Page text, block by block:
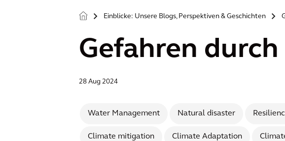
> Einblicke: Unsere Blogs, Perspektiven & Geschichten >
Gefahren
28 Aug 2024
Water Management Natural disaster
Climate mitigation Climate Adaptation